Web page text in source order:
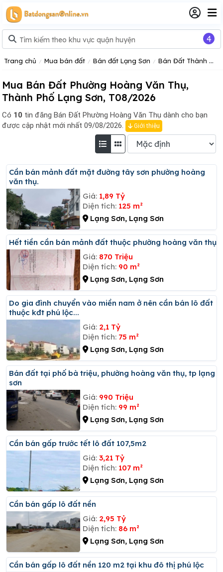
Trang chủ Mua bán đất Bán đất Lạng Sơn Bán Đất Thành Phố Lạng Sơn
Mua Bán Đất Phường Hoàng Văn Thụ,
Thành Phố Lạng Sơn, T08/2026
Có 10 tin đăng Bán Đất Phường Hoàng Văn Thụ dành cho bạn
được cập nhật mới nhất 09/08/2026.
Giới thiệu
Cần bán mảnh đất mặt đường tây sơn phường hoàng
văn thụ.
Giá: 1,89 Tỷ
Diện tích: 125 m²
Lạng Sơn, Lạng Sơn
Hết tiền cần bán mảnh đất thuộc phường hoàng văn thụ
Giá: 870 Triệu
Diện tích: 90 m²
Lạng Sơn, Lạng Sơn
Do gia đình chuyển vào miền nam ở nên cần bán lô đất
thuộc kđt phú lộc...
Giá: 2,1 Tỷ
Diện tích: 75 m²
Lạng Sơn, Lạng Sơn
Bán đất tại phố bà triệu, phường hoàng văn thụ, tp lạng
sơn
Giá: 990 Triệu
Diện tích: 99 m²
Lạng Sơn, Lạng Sơn
Cần bán gấp trước tết lô đất 107,5m2
Giá: 3,21 Tỷ
Diện tích: 107 m²
Lạng Sơn, Lạng Sơn
Cần bán gấp lô đất nền
Giá: 2,95 Tỷ
Diện tích: 86 m²
Lạng Sơn, Lạng Sơn
Cần bán gấp lô đất nền 120 m2 tại khu đô thị phú lộc
4